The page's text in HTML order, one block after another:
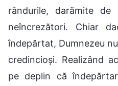
rândurile, darămite
neîncrezători. Chiar
îndepărtat, Dumnezeu
credincioși. Realizând
pe deplin că